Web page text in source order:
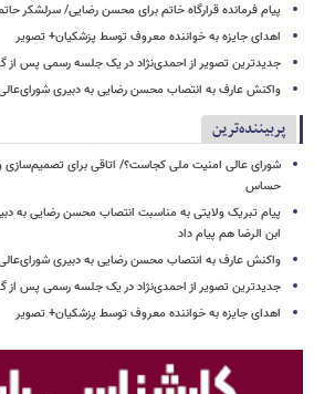
پیام فرمانده قرارگاه خاتم برای محسن رضایی/ سرلشکر
اهدای جایزه به خواننده معروف توسط پزشکیان+ تصویر
جدیدترین تصویر از احمدی‌نژاد در یک جلسه رسمی پس از
واکنش عارف به انتصاب محسن رضایی به دبیری
پربیننده‌ترین
شورای عالی امنیت ملی کجاست؟/ اتاقی برای تصمیم‌سازی
حساس
پیام تبریک ولایتی به مناسبت انتصاب محسن رضایی به
ابن الرضا هم پیام داد
واکنش عارف به انتصاب محسن رضایی به دبیری
جدیدترین تصویر از احمدی‌نژاد در یک جلسه رسمی پس از
اهدای جایزه به خواننده معروف توسط پزشکیان+ تصویر